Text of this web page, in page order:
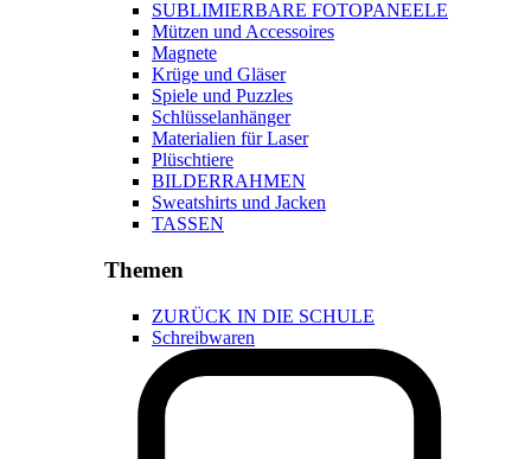
SUBLIMIERBARE FOTOPANEELE
Mützen und Accessoires
Magnete
Krüge und Gläser
Spiele und Puzzles
Schlüsselanhänger
Materialien für Laser
Plüschtiere
BILDERRAHMEN
Sweatshirts und Jacken
TASSEN
Themen
ZURÜCK IN DIE SCHULE
Schreibwaren